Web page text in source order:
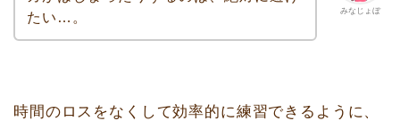
みなじょぼ
たい…。
時間のロスをなくして効率的に練習できるように、